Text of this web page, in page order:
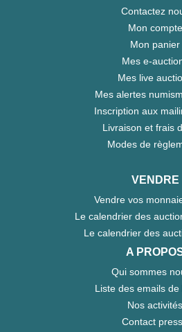
Contactez
Mon compte
Mon panier
Mes e-
Mes live
Mes alertes
Inscription aux
Livraison et frais
Modes de
VENDRE
Vendre vos
Le calendrier des
Le calendrier des
A
Qui sommes
Liste des emails de
Nos activités
Contact